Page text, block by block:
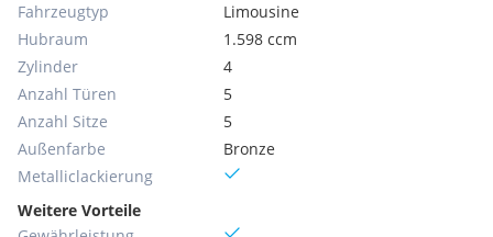
Fahrzeugtyp
Limousine
Hubraum
1.598 ccm
Zylinder
4
Anzahl Türen
5
Anzahl Sitze
5
Außenfarbe
Bronze
Metallic­lackierung
Weitere Vorteile